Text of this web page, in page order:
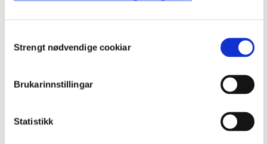
Selection
Strengt nødvendige cookiar
Brukarinnstillingar
Statistikk
BER332 Bacheloroppgave